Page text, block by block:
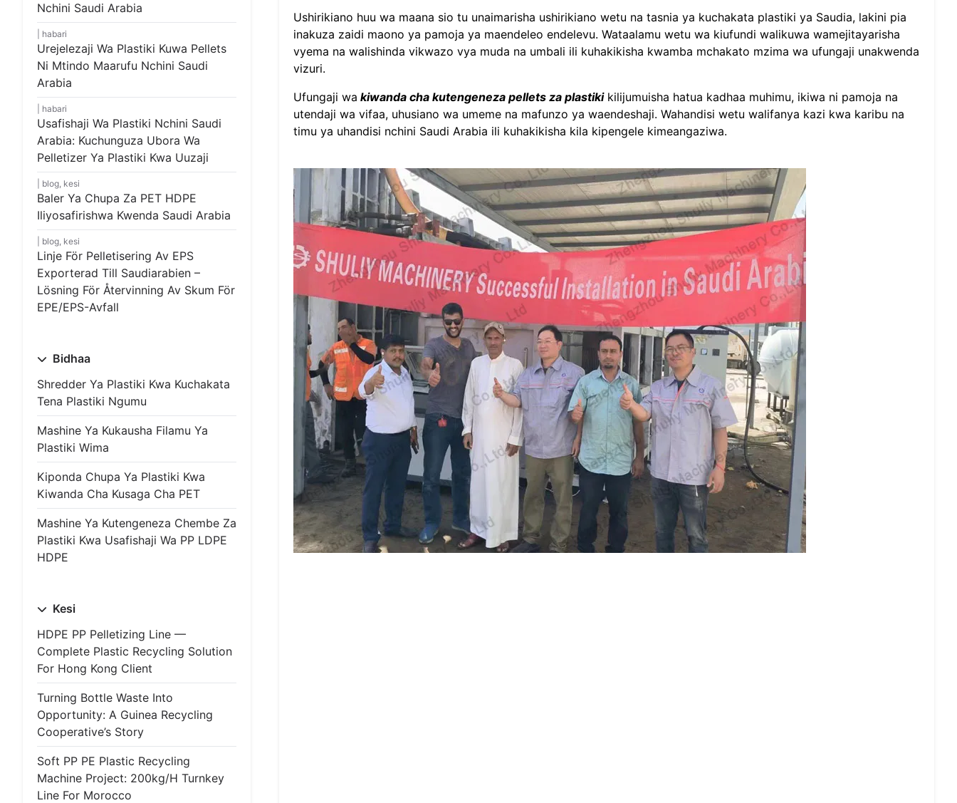
Nchini Saudi Arabia
habari
Urejelezaji Wa Plastiki Kuwa Pellets
Ni Mtindo Maarufu Nchini Saudi
Arabia
habari
Usafishaji Wa Plastiki Nchini Saudi
Arabia: Kuchunguza Ubora Wa
Pelletizer Ya Plastiki Kwa Uuzaji
blog, kesi
Baler Ya Chupa Za PET HDPE
Iliyosafirishwa Kwenda Saudi Arabia
blog, kesi
Linje För Pelletisering Av EPS
Exporterad Till Saudiarabien –
Lösning För Återvinning Av Skum För
EPE/EPS-Avfall
Bidhaa
Shredder Ya Plastiki Kwa Kuchakata
Tena Plastiki Ngumu
Mashine Ya Kukausha Filamu Ya
Plastiki Wima
Kiponda Chupa Ya Plastiki Kwa
Kiwanda Cha Kusaga Cha PET
Mashine Ya Kutengeneza Chembe Za
Plastiki Kwa Usafishaji Wa PP LDPE
HDPE
Kesi
HDPE PP Pelletizing Line —
Complete Plastic Recycling Solution
For Hong Kong Client
Turning Bottle Waste Into
Opportunity: A Guinea Recycling
Cooperative’s Story
Soft PP PE Plastic Recycling
Machine Project: 200kg/h Turnkey
Line For Morocco
Ushirikiano huu wa maana sio tu unaimarisha ushirikiano wetu na tasnia ya kuchakata plastiki ya Saudia, lakini pia
inakuza zaidi maono ya pamoja ya maendeleo endelevu. Wataalamu wetu wa kiufundi walikuwa wamejitayarisha
vyema na walishinda vikwazo vya muda na umbali ili kuhakikisha kwamba mchakato mzima wa ufungaji unakwenda
vizuri.
Ufungaji wa kiwanda cha kutengeneza pellets za plastikikilijumuisha hatua kadhaa muhimu, ikiwa ni pamoja na
utendaji wa vifaa, uhusiano wa umeme na mafunzo ya waendeshaji. Wahandisi wetu walifanya kazi kwa karibu na
timu ya uhandisi nchini Saudi Arabia ili kuhakikisha kila kipengele kimeangaziwa.